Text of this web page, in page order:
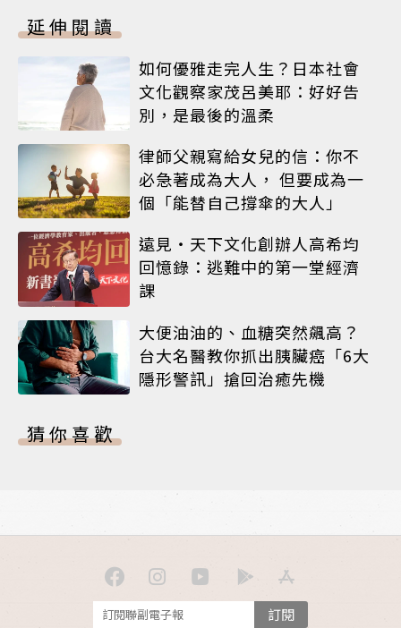
延伸閱讀
如何優雅走完人生？日本社會
文化觀察家茂呂美耶：好好告
別，是最後的溫柔
律師父親寫給女兒的信：你不
必急著成為大人， 但要成為一
個「能替自己撐傘的大人」
遠見‧天下文化創辦人高希均
回憶錄：逃難中的第一堂經濟
課
大便油油的、血糖突然飆高？
台大名醫教你抓出胰臟癌「6大
隱形警訊」搶回治癒先機
猜你喜歡
訂閱